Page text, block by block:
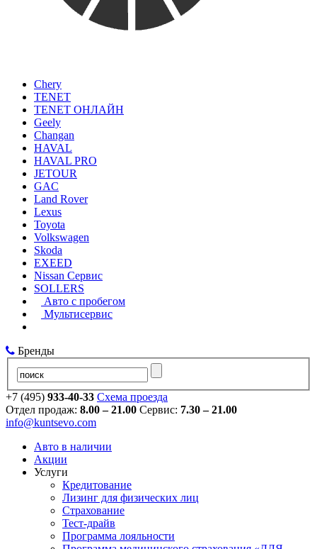
Chery
TENET
TENET ОНЛАЙН
Geely
Changan
HAVAL
HAVAL PRO
JETOUR
GAC
Land Rover
Lexus
Toyota
Volkswagen
Skoda
EXEED
Nissan Сервис
SOLLERS
Авто с пробегом
Мультисервис
Бренды
+7 (495) 933-40-33 Схема проезда
Отдел продаж: 8.00 – 21.00 Сервис: 7.30 – 21.00
info@kuntsevo.com
Авто в наличии
Акции
Услуги
Кредитование
Лизинг для физических лиц
Страхование
Тест-драйв
Программа лояльности